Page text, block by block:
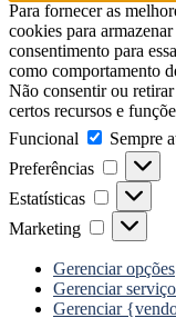
Para fornecer as
cookies para
consentimento para
como comportamento
Não consentir ou
certos recursos e
Funcional
Sempre
Preferências
Estatísticas
Marketing Marketing
Gerenciar opções
Gerenciar
Gerenciar